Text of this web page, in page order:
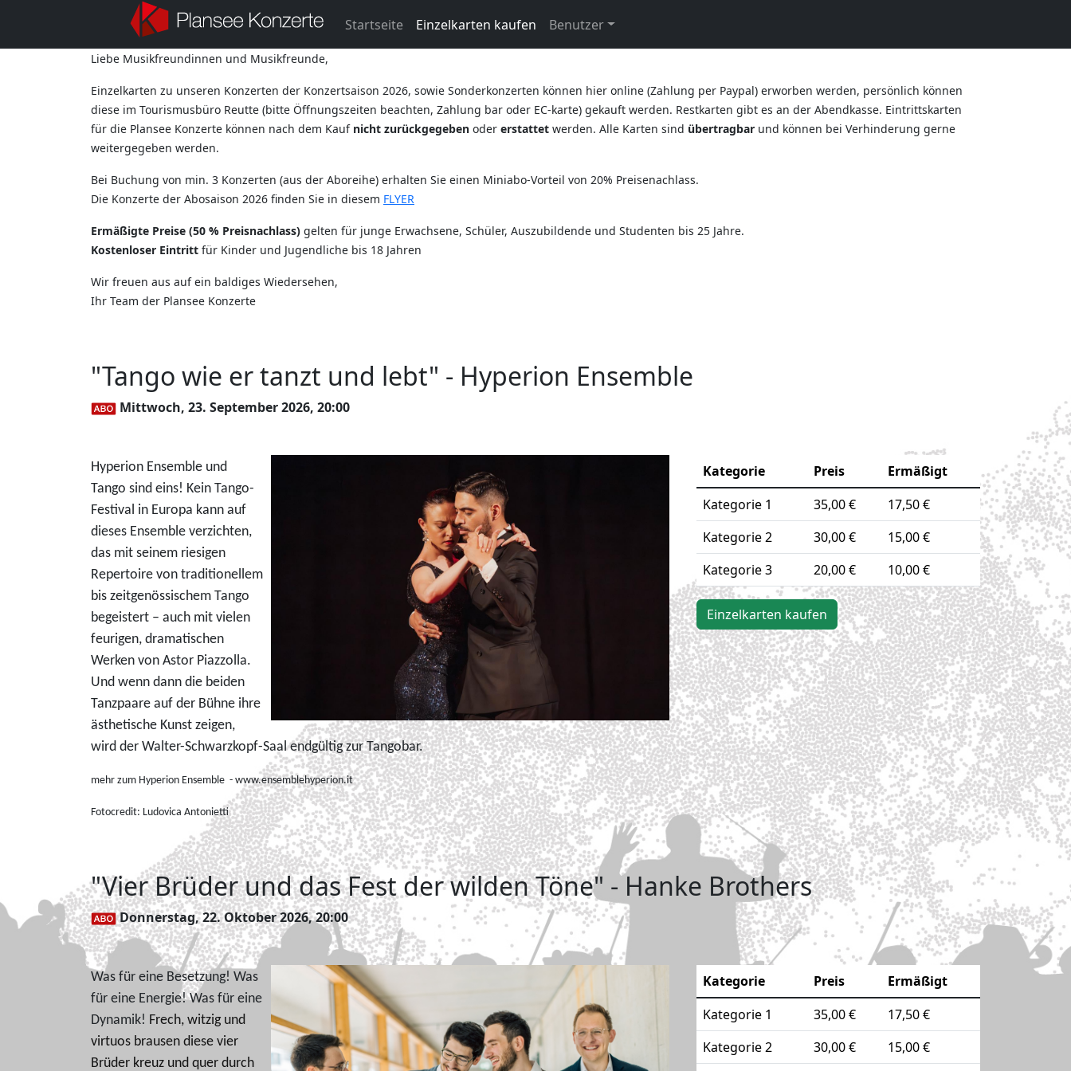
Startseite Einzelkarten kaufen Benutzer
Liebe Musikfreundinnen und Musikfreunde,
Einzelkarten zu unseren Konzerten der Konzertsaison 2026, sowie Sonderkonzerten können hier online (Zahlung per Paypal) erworben werden, persönlich können
diese im Tourismusbüro Reutte (bitte Öffnungszeiten beachten, Zahlung bar oder EC-karte) gekauft werden. Restkarten gibt es an der Abendkasse. Eintrittskarten
für die Plansee Konzerte können nach dem Kauf nicht zurückgegeben oder erstattet werden. Alle Karten sind übertragbar und können bei Verhinderung gerne
weitergegeben werden.
Bei Buchung von min. 3 Konzerten (aus der Aboreihe) erhalten Sie einen Miniabo-Vorteil von 20% Preisenachlass.
Die Konzerte der Abosaison 2026 finden Sie in diesem FLYER
Ermäßigte Preise (50 % Preisnachlass) gelten für junge Erwachsene, Schüler, Auszubildende und Studenten bis 25 Jahre.
Kostenloser Eintritt für Kinder und Jugendliche bis 18 Jahren
Wir freuen aus auf ein baldiges Wiedersehen,
Ihr Team der Plansee Konzerte
"Tango wie er tanzt und lebt" - Hyperion Ensemble
Mittwoch, 23. September 2026, 20:00
Hyperion Ensemble und
Tango sind eins! Kein Tango-
Festival in Europa kann auf
dieses Ensemble verzichten,
das mit seinem riesigen
Repertoire von traditionellem
bis zeitgenössischem Tango
begeistert – auch mit vielen
feurigen, dramatischen
Werken von Astor Piazzolla.
Und wenn dann die beiden
Tanzpaare auf der Bühne ihre
ästhetische Kunst zeigen,
wird der Walter-Schwarzkopf-Saal endgültig zur Tangobar.
mehr zum Hyperion Ensemble - www.ensemblehyperion.it
Fotocredit: Ludovica Antonietti
Kategorie Preis
Ermäßigt
Kategorie 1
35,00 €
17,50 €
Kategorie 2
30,00 €
15,00 €
Kategorie 3
20,00 € 10,00 €
Einzelkarten kaufen
"Vier Brüder und das Fest der wilden Töne" - Hanke Brothers
Donnerstag, 22. Oktober 2026, 20:00
Was für eine Besetzung! Was
für eine Energie! Was für eine
Dynamik! Frech, witzig und
virtuos brausen diese vier
Brüder kreuz und quer durch
Kategorie Preis
Ermäßigt
Kategorie 1
35,00 €
17,50 €
Kategorie 2
30,00 € 15,00 €